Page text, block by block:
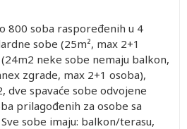
800 soba raspoređenih u 4
sobe (25m², max 2+1
neke sobe nemaju balkon,
zgrade, max 2+1 osoba),
dve spavaće sobe odvojene
prilagođenih za osobe sa
sobe imaju: balkon/terasu,